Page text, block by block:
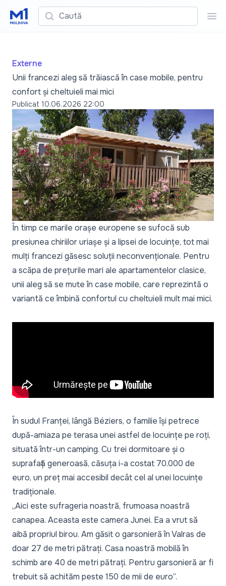
Caută
Externe
Unii francezi aleg să trăiască în case mobile, pentru
confort și cheltuieli mai mici
Publicat 10.06.2026 22:00
În timp ce marile orașe europene se sufocă sub
presiunea chiriilor uriașe și a lipsei de locuințe, tot mai
mulți francezi găsesc soluții neconvenționale. Pentru
a scăpa de prețurile mari ale apartamentelor clasice,
unii aleg să se mute în case mobile, care reprezintă o
variantă ce îmbină confortul cu cheltuieli mult mai mici.
În sudul Franței, lângă Béziers, o familie își petrece
după-amiaza pe terasa unei astfel de locuințe pe roți,
situată într-un camping. Cu trei dormitoare și o
suprafață generoasă, căsuța i-a costat 70.000 de
euro, un preț mai accesibil decât cel al unei locuințe
tradiționale.
„Aici este sufrageria noastră, frumoasa noastră
canapea. Aceasta este camera Junei. Ea a vrut să
aibă propriul birou. Am găsit o garsonieră în Valras de
doar 27 de metri pătrați. Casa noastră mobilă în
schimb are 40 de metri pătrați. Pentru garsonieră ar fi
trebuit să achităm peste 150 de mii de euro”.